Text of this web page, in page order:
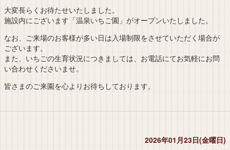
大変長らくお待たせいたしました。
施設内にございます「温泉いちご園」がオープンいたしました。
なお、ご来場のお客様が多い日は入場制限をさせていただく場合が
ございます。
また、いちごの生育状況につきましては、お電話にてお気軽にお問
い合わせくださいませ。
皆さまのご来園を心よりお待ちしております。
2026年01月23日(金曜日)